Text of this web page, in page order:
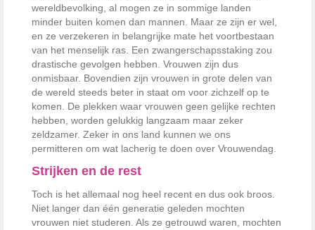
wereldbevolking, al mogen ze in sommige landen
minder buiten komen dan mannen. Maar ze zijn er wel,
en ze verzekeren in belangrijke mate het voortbestaan
van het menselijk ras. Een zwangerschapsstaking zou
drastische gevolgen hebben. Vrouwen zijn dus
onmisbaar. Bovendien zijn vrouwen in grote delen van
de wereld steeds beter in staat om voor zichzelf op te
komen. De plekken waar vrouwen geen gelijke rechten
hebben, worden gelukkig langzaam maar zeker
zeldzamer. Zeker in ons land kunnen we ons
permitteren om wat lacherig te doen over Vrouwendag.
Strijken en de rest
Toch is het allemaal nog heel recent en dus ook broos.
Niet langer dan één generatie geleden mochten
vrouwen niet studeren. Als ze getrouwd waren, mochten